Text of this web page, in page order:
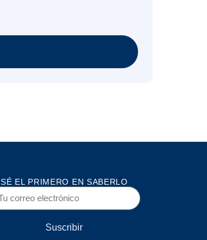
SÉ EL PRIMERO EN SABERLO
Suscribir